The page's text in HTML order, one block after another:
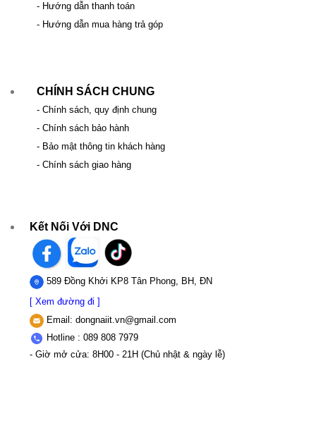
- Hướng dẫn thanh toán
- Hướng dẫn mua hàng trả góp
CHÍNH SÁCH CHUNG
- Chính sách, quy định chung
- Chính sách bảo hành
- Bảo mật thông tin khách hàng
- Chính sách giao hàng
Kết Nối Với DNC
589 Đồng Khởi KP8 Tân Phong, BH, ĐN
[ Xem đường đi ]
Email: dongnaiit.vn@gmail.com
Hotline : 089 808 7979
- Giờ mở cửa: 8H00 - 21H (Chủ nhật & ngày lễ)